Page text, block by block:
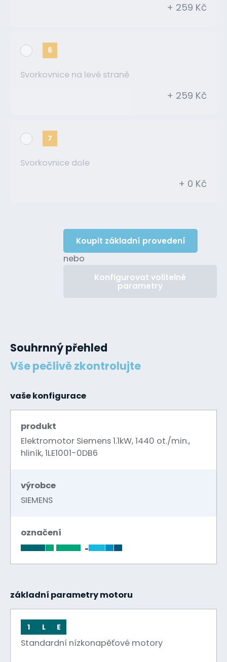
+ 259 Kč
6
Svorkovnice na levé straně
+ 259 Kč
7
Svorkovnice dole
+ 0 Kč
Koupit základní provedení
nebo
Konfigurovat volitelné
parametry
Souhrnný přehled
Vše pečlivě zkontrolujte
vaše konfigurace
produkt
Elektromotor Siemens 1.1kW, 1440 ot./min.,
hliník, 1LE1001-0DB6
výrobce
SIEMENS
označení
-
základní parametry motoru
1 L E
Standardní nízkonapěťové motory